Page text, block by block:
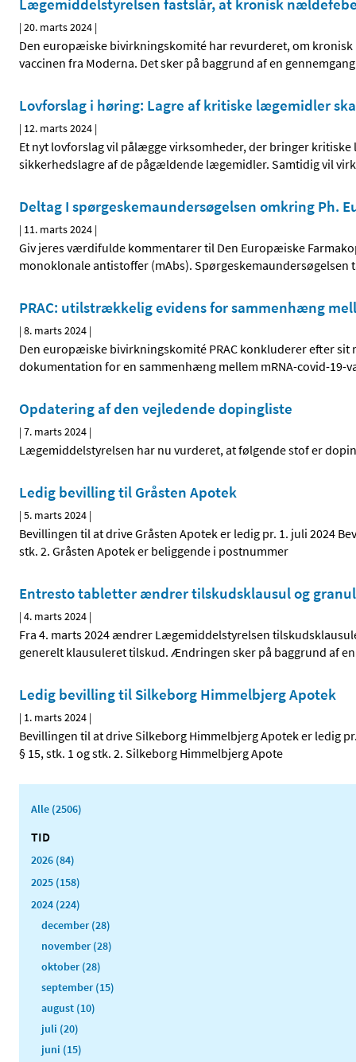
Lægemiddelstyrelsen fastslår, at kronisk
|20. marts 2024 |
Den europæiske bivirkningskomité har revurderet, om
vaccinen fra Moderna. Det sker på baggrund af en
Lovforslag i høring: Lagre af kritiske lægemidler
| 12. marts 2024 |
Et nyt lovforslag vil pålægge virksomheder, der bringer
sikkerhedslagre af de pågældende lægemidler. Samtidig vil
Deltag I spørgeskemaundersøgelsen omkring Ph.
| 11. marts 2024 |
Giv jeres værdifulde kommentarer til Den Europæiske
monoklonale antistoffer (mAbs). Spørgeskemaundersøgelsen
PRAC: utilstrækkelig evidens for sammenhæng
|8. marts 2024 |
Den europæiske bivirkningskomité PRAC konkluderer efter
dokumentation for en sammenhæng mellem mRNA-covid-19-
Opdatering af den vejledende dopingliste
|7. marts 2024 |
Lægemiddelstyrelsen har nu vurderet, at følgende stof er
Ledig bevilling til Gråsten Apotek
|5. marts 2024 |
Bevillingen til at drive Gråsten Apotek er ledig pr. 1. juli 2024
stk. 2. Gråsten Apotek er beliggende i postnummer
Entresto tabletter ændrer tilskudsklausul og
|4. marts 2024 |
Fra 4. marts 2024 ændrer Lægemiddelstyrelsen
generelt klausuleret tilskud. Ændringen sker på baggrund af
Ledig bevilling til Silkeborg Himmelbjerg Apotek
| 1. marts 2024 |
Bevillingen til at drive Silkeborg Himmelbjerg Apotek er ledig
§ 15, stk. 1 og stk. 2. Silkeborg Himmelbjerg Apote
Alle (2506)
TID
2026 (84)
2025 (158)
2024 (224)
december (28)
november (28)
oktober (28)
september (15)
august (10)
juli (20)
juni (15)